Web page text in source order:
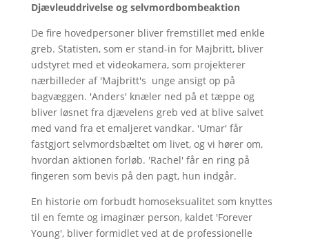
Djævleuddrivelse og selvmordbombeaktion
De fire hovedpersoner bliver fremstillet med enkle
greb. Statisten, som er stand-in for Majbritt, bliver
udstyret med et videokamera, som projekterer
nærbilleder af 'Majbritt's unge ansigt op på
bagvæggen. 'Anders' knæler ned på et tæppe og
bliver løsnet fra djævelens greb ved at blive salvet
med vand fra et emaljeret vandkar. 'Umar' får
fastgjort selvmordsbæltet om livet, og vi hører om,
hvordan aktionen forløb. 'Rachel' får en ring på
fingeren som bevis på den pagt, hun indgår.
En historie om forbudt homoseksualitet som knyttes
til en femte og imaginær person, kaldet 'Forever
Young', bliver formidlet ved at de professionelle